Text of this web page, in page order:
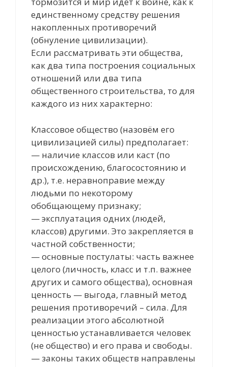
единственному средству решения
накопленных противоречий
(обнуление цивилизации).
Если рассматривать эти общества,
как два типа построения социальных
отношений или два типа
общественного строительства, то для
каждого из них характерно:
Классовое общество (назовём его
цивилизацией силы) предполагает:
— наличие классов или каст (по
происхождению, благосостоянию и
др.), т.е. неравноправие между
людьми по некоторому
обобщающему признаку;
— эксплуатация одних (людей,
классов) другими. Это закрепляется в
частной собственности;
— основные постулаты: часть важнее
целого (личность, класс и т.п. важнее
других и самого общества), основная
ценность — выгода, главный метод
решения противоречий – сила. Для
реализации этого абсолютной
ценностью устанавливается человек
(не общество) и его права и свободы.
— законы таких обществ направлены